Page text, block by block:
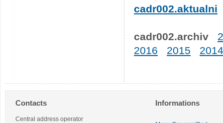
cadr002.aktualni
cadr002.archiv
2016
2015 2014
Contacts
Central address operator
Informations